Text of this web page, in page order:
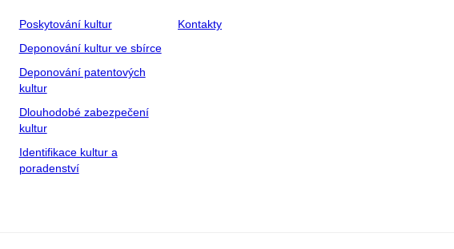
Poskytování kultur
Deponování kultur ve sbírce
Deponování patentových
kultur
Dlouhodobé zabezpečení
kultur
Identifikace kultur a
poradenství
Kontakty